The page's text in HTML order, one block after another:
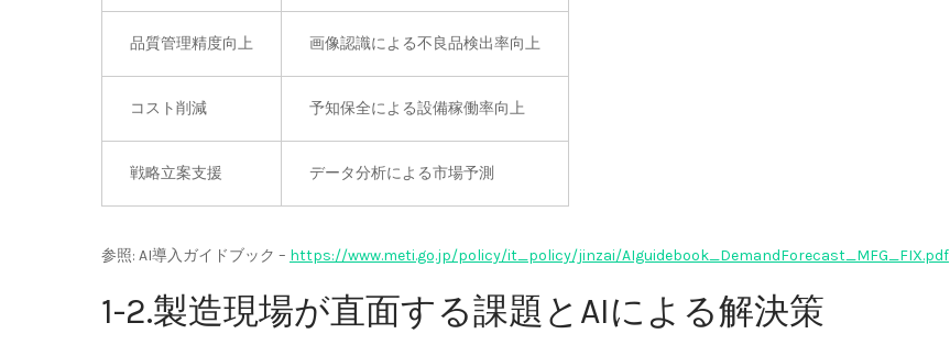
品質管理精度向上 画像認識による不良品検出率向上
コスト削減 予知保全による設備稼働率向上
戦略立案支援 データ分析による市場予測
参照: AI導入ガイドブック – https://www.meti.go.jp/policy/it_policy/jinzai/AIguidebook_DemandForecast_MFG_FIX.pdf
1-2.製造現場が直面する課題とAIによる解決策